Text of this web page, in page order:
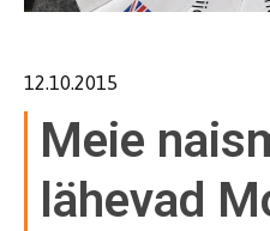
12.10.2015
Meie
lähevad